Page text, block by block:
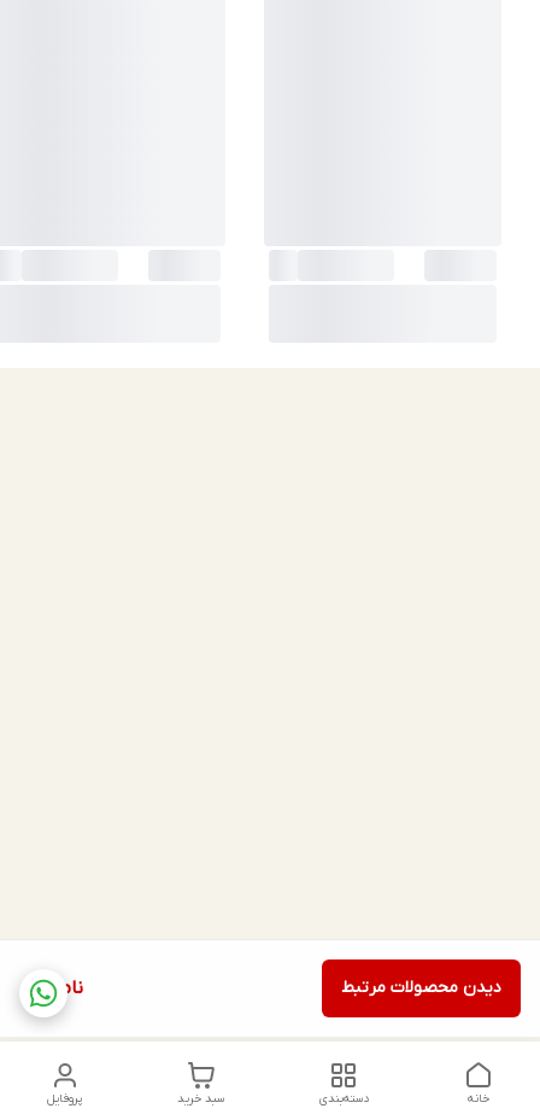
ناموجود دیدن محصولات مرتبط
پروفایل سبد خرید دسته‌بندی خانه